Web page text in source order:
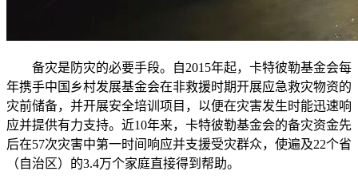
备灾是防灾的必要手段。自2015年起，卡特彼勒基金会每
年携手中国乡村发展基金会在非救援时期开展应急救灾物资的
灾前储备，并开展安全培训项目，以便在灾害发生时能迅速响
应并提供有力支持。近10年来，卡特彼勒基金会的备灾资金先
后在57次灾害中第一时间响应并支援受灾群众，使遍及22个省
（自治区）的3.4万个家庭直接得到帮助。